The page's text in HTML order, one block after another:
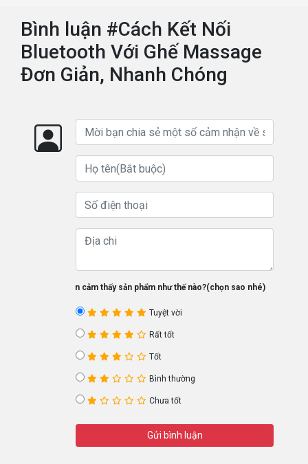
Bình luận #Cách Kết Nối
Bluetooth Với Ghế Massage
Đơn Giản, Nhanh Chóng
Bạn cảm thấy sản phẩm như thế nào?(chọn sao nhé)
Tuyệt vời
Rất tốt
Tốt
Bình thường
Chưa tốt
Gửi bình luận